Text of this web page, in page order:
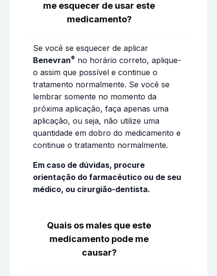
me esquecer de usar este
medicamento?
Se você se esquecer de aplicar
Benevran® no horário correto, aplique-
o assim que possível e continue o
tratamento normalmente. Se você se
lembrar somente no momento da
próxima aplicação, faça apenas uma
aplicação, ou seja, não utilize uma
quantidade em dobro do medicamento e
continue o tratamento normalmente.
Em caso de dúvidas, procure
orientação do farmacêutico ou de seu
médico, ou cirurgião-dentista.
Quais os males que este
medicamento pode me
causar?